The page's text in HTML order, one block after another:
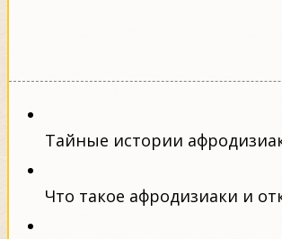
Тайные истории
Что такое афродизиаки и